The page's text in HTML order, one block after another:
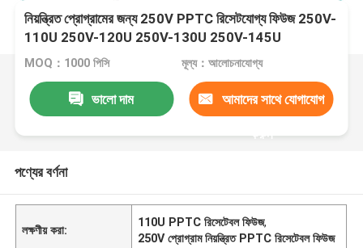
নিয়ন্ত্রিত প্রোগ্রামের জন্য 250V PPTC রিসেটযোগ্য ফিউজ 250V-
110U 250V-120U 250V-130U 250V-145U
MOQ：1000 পিসি মূল্য：আলোচনাযোগ্য
ভালো দাম আমাদের সাথে যোগাযোগ
করুন
পণ্যের বর্ণনা
লক্ষণীয় করা:
110U PPTC রিসেটেবল ফিউজ,
250V প্রোগ্রাম নিয়ন্ত্রিত PPTC রিসেটেবল ফিউজ